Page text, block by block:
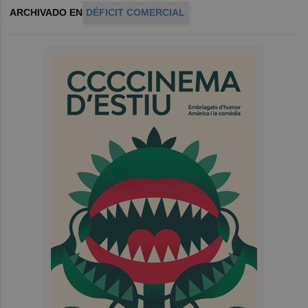
ARCHIVADO EN DÉFICIT COMERCIAL